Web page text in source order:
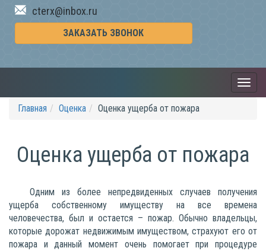
cterx@inbox.ru
ЗАКАЗАТЬ ЗВОНОК
Главная Оценка Оценка ущерба от пожара
Оценка ущерба от пожара
Одним из более непредвиденных случаев получения
ущерба собственному имуществу на все времена
человечества, был и остается – пожар. Обычно владельцы,
которые дорожат недвижимым имуществом, страхуют его от
пожара и данный момент очень помогает при процедуре